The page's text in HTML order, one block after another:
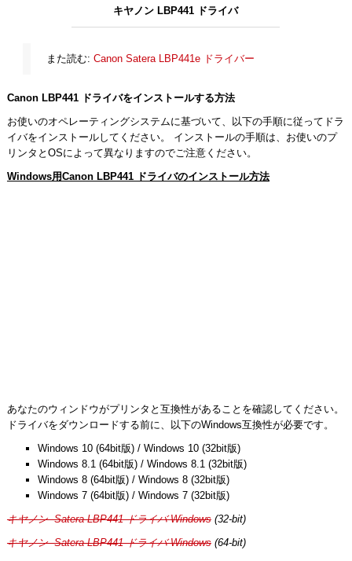
キヤノン LBP441 ドライバ
また読む: Canon Satera LBP441e ドライバー
Canon LBP441 ドライバをインストールする方法
お使いのオペレーティングシステムに基づいて、以下の手順に従ってドラ
イバをインストールしてください。 インストールの手順は、お使いのプ
リンタとOSによって異なりますのでご注意ください。
Windows用Canon LBP441 ドライバのインストール方法
あなたのウィンドウがプリンタと互換性があることを確認してください。
ドライバをダウンロードする前に、以下のWindows互換性が必要です。
Windows 10 (64bit版) / Windows 10 (32bit版)
Windows 8.1 (64bit版) / Windows 8.1 (32bit版)
Windows 8 (64bit版) / Windows 8 (32bit版)
Windows 7 (64bit版) / Windows 7 (32bit版)
キヤノン Satera LBP441 ドライバ Windows(32-bit)
キヤノン Satera LBP441 ドライバ Windows(64-bit)